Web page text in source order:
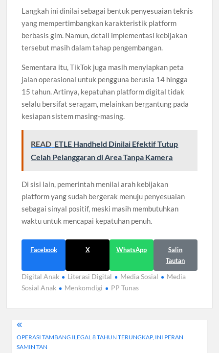
Langkah ini dinilai sebagai bentuk penyesuaian teknis
yang mempertimbangkan karakteristik platform
berbasis gim. Namun, detail implementasi kebijakan
tersebut masih dalam tahap pengembangan.
Sementara itu, TikTok juga masih menyiapkan peta
jalan operasional untuk pengguna berusia 14 hingga
15 tahun. Artinya, kepatuhan platform digital tidak
selalu bersifat seragam, melainkan bergantung pada
kesiapan sistem masing-masing.
READ ETLE Handheld Dinilai Efektif Tutup
Celah Pelanggaran di Area Tanpa Kamera
Di sisi lain, pemerintah menilai arah kebijakan
platform yang sudah bergerak menuju penyesuaian
sebagai sinyal positif, meski masih membutuhkan
waktu untuk mencapai kepatuhan penuh.
Facebook X WhatsApp
Salin
Tautan
Digital Anak Literasi Digital Media Sosial
Media
Sosial Anak
Menkomdigi PP Tunas
Navigasi
pos
OPERASI TAMBANG ILEGAL 8 TAHUN TERUNGKAP, INI PERAN
SAMIN TAN